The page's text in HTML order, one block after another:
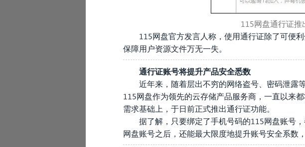
115网盘通行证
115网盘官方发言人称，使用通行证除了可便
保障用户资源文件万无一失。
通行证账号将提升产品安全悉数
近年来，随着层出不穷的网络盗号、密码泄露
115网盘作为领先的云存储产品服务商，一直以来
需求基础上，于日前正式推出通行证功能。
据了解，只要绑定了手机号码的115网盘账号
网盘账号之后，还能最大限度地提升账号安全系数